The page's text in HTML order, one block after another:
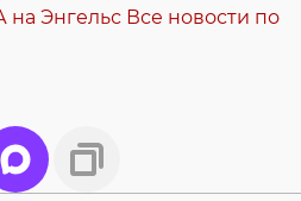
на Энгельс Все новости по